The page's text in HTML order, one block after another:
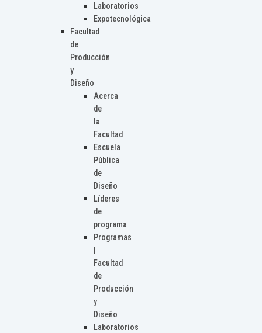
Laboratorios
Expotecnológica
Facultad
de
Producción
y
Diseño
Acerca
de
la
Facultad
Escuela
Pública
de
Diseño
Líderes
de
programa
Programas
Facultad
de
Producción
y
Diseño
Laboratorios